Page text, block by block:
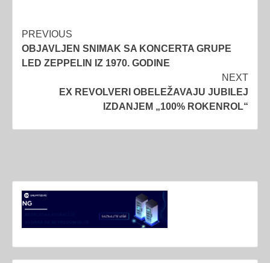
Post
navigation
PREVIOUS
OBJAVLJEN SNIMAK SA KONCERTA GRUPE
LED ZEPPELIN IZ 1970. GODINE
NEXT
EX REVOLVERI OBELEŽAVAJU JUBILEJ
IZDANJEM „100% ROKENROL“